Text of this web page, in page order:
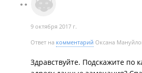
9 октября 2017 г.
Ответ на комментарий Оксана
Здравствуйте. Подскажите по